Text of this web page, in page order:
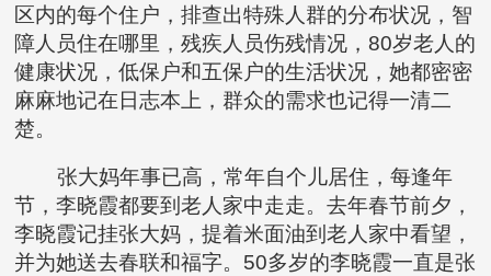
区内的每个住户，排查出特殊人群的分布状况，智
障人员住在哪里，残疾人员伤残情况，80岁老人的
健康状况，低保户和五保户的生活状况，她都密密
麻麻地记在日志本上，群众的需求也记得一清二
楚。
张大妈年事已高，常年自个儿居住，每逢年
节，李晓霞都要到老人家中走走。去年春节前夕，
李晓霞记挂张大妈，提着米面油到老人家中看望，
并为她送去春联和福字。50多岁的李晓霞一直是张